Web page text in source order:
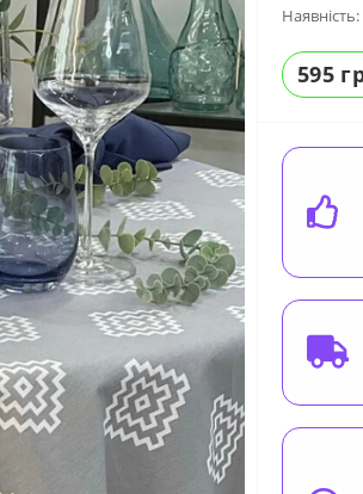
Наявність:
595